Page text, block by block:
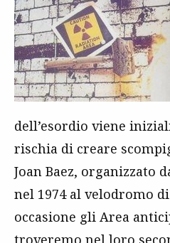
dell’esordio viene
rischia di creare
Joan Baez, organizzato
nel 1974 al velodromo
occasione gli Area
troveremo nel loro